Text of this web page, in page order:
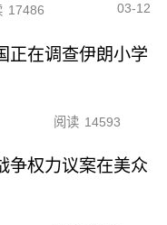
17486 03-12
正在调查伊朗小学
阅读 14593
争权力议案在美众